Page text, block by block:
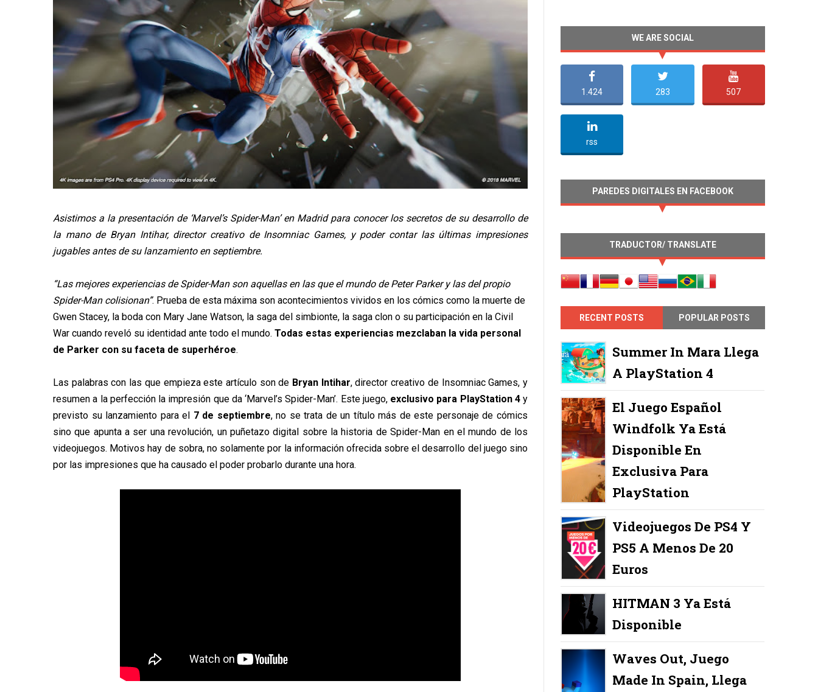
Asistimos a la presentación de ‘Marvel’s Spider-Man’ en Madrid para conocer los secretos de su desarrollo de
la mano de Bryan Intihar, director creativo de Insomniac Games, y poder contar las últimas impresiones
jugables antes de su lanzamiento en septiembre.
“Las mejores experiencias de Spider-Man son aquellas en las que el mundo de Peter Parker y las del propio
Spider-Man colisionan”. Prueba de esta máxima son acontecimientos vividos en los cómics como la muerte de
Gwen Stacey, la boda con Mary Jane Watson, la saga del simbionte, la saga clon o su participación en la Civil
War cuando reveló su identidad ante todo el mundo. Todas estas experiencias mezclaban la vida personal
de Parker con su faceta de superhéroe.
Las palabras con las que empieza este artículo son de Bryan Intihar, director creativo de Insomniac Games, y
resumen a la perfección la impresión que da ‘Marvel’s Spider-Man’. Este juego, exclusivo para PlayStation 4y
previsto su lanzamiento para el 7 de septiembre, no se trata de un título más de este personaje de cómics
sino que apunta a ser una revolución, un puñetazo digital sobre la historia de Spider-Man en el mundo de los
videojuegos. Motivos hay de sobra, no solamente por la información ofrecida sobre el desarrollo del juego sino
por las impresiones que ha causado el poder probarlo durante una hora.
WE ARE SOCIAL
1.424 283 507
rss
PAREDES DIGITALES EN FACEBOOK
TRADUCTOR/ TRANSLATE
RECENT POSTS POPULAR POSTS
Summer In Mara Llega
A PlayStation 4
El Juego Español
Windfolk Ya Está
Disponible En
Exclusiva Para
PlayStation
Videojuegos De PS4 Y
PS5 A Menos De 20
Euros
HITMAN 3 Ya Está
Disponible
Waves Out, Juego
Made In Spain, Llega